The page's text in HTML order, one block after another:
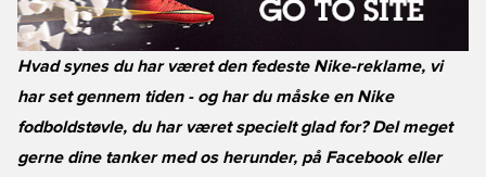
Hvad synes du har været den fedeste Nike-reklame, vi
har set gennem tiden - og har du måske en Nike
fodboldstøvle, du har været specielt glad for? Del meget
gerne dine tanker med os herunder, på Facebook eller